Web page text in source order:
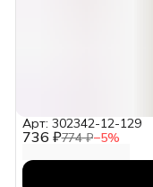
736 ₽774 ₽−5%
Арт: 302342-12-129